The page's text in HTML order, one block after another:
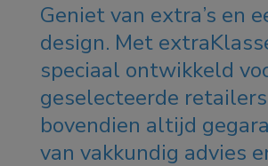
Geniet van extra’s en
design. Met
speciaal ontwikkeld
geselecteerde
bovendien altijd
van vakkundig advies